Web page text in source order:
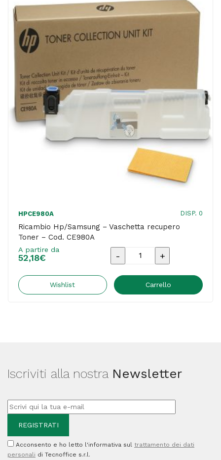
HPCE980A DISP. 0
Ricambio Hp/Samsung – Vaschetta recupero
Toner – Cod. CE980A
A partire da
52,18€
Ricambio
-
CE980A
Wishlist Carrello
Iscriviti alla nostra Newsletter
Acconsento e ho letto l'informativa sul trattamento dei dati
personali di Tecnoffice s.r.l.